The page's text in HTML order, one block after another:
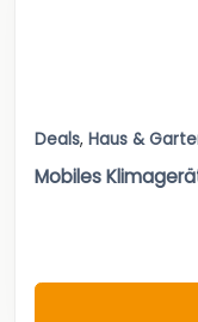
Deals, Haus &
Mobiles